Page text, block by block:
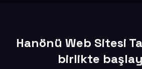
Hanönü Web Sitesi
birlikte